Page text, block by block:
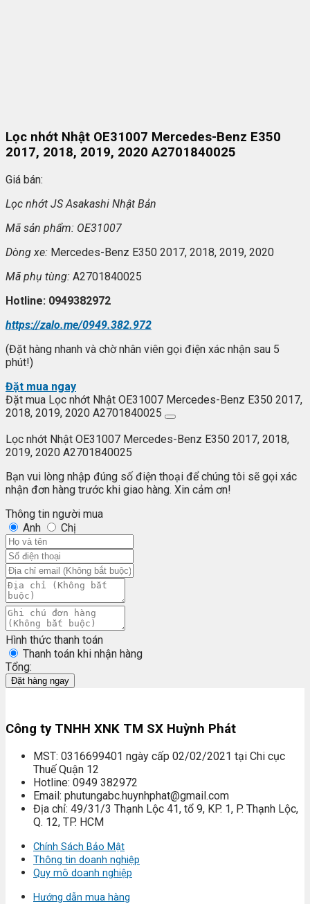
Lọc nhớt Nhật OE31007 Mercedes-Benz E350
2017, 2018, 2019, 2020 A2701840025
Giá bán:
Lọc nhớt JS Asakashi Nhật Bản
Mã sản phẩm: OE31007
Dòng xe: Mercedes-Benz E350 2017, 2018, 2019, 2020
Mã phụ tùng: A2701840025
Hotline: 0949382972
https://zalo.me/0949.382.972
(Đặt hàng nhanh và chờ nhân viên gọi điện xác nhận sau 5
phút!)
Đặt mua ngay
Đặt mua Lọc nhớt Nhật OE31007 Mercedes-Benz E350 2017,
2018, 2019, 2020 A2701840025
Lọc nhớt Nhật OE31007 Mercedes-Benz E350 2017, 2018,
2019, 2020 A2701840025
Bạn vui lòng nhập đúng số điện thoại để chúng tôi sẽ gọi xác
nhận đơn hàng trước khi giao hàng. Xin cảm ơn!
Thông tin người mua
Anh
Chị
Hình thức thanh toán
Thanh toán khi nhận hàng
Tổng:
Đặt hàng ngay
Công ty TNHH XNK TM SX Huỳnh Phát
MST: 0316699401 ngày cấp 02/02/2021 tại Chi cục
Thuế Quận 12
Hotline: 0949 382972
Email: phutungabc.huynhphat@gmail.com
Địa chỉ: 49/31/3 Thạnh Lộc 41, tổ 9, KP. 1, P. Thạnh Lộc,
Q. 12, TP. HCM
Chính Sách Bảo Mật
Thông tin doanh nghiệp
Quy mô doanh nghiệp
Hướng dẫn mua hàng